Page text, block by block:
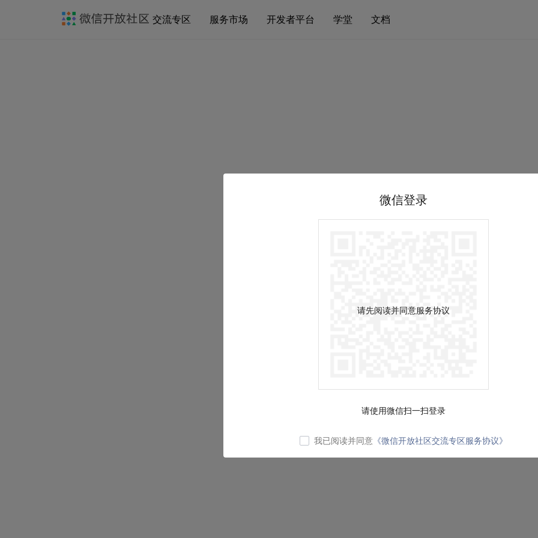
交流专区 服务市场 开发者平台 学堂 文档
微信登录
请先阅读并同意服务协议
请使用微信扫一扫登录
我已阅读并同意 《微信开放社区交流专区服务协议》